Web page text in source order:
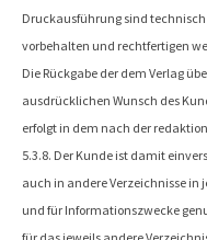
Druckausführung sind
vorbehalten und rechtfertigen
Die Rückgabe der dem Verlag
ausdrücklichen Wunsch des
erfolgt in dem nach der
5.3.8. Der Kunde ist damit
auch in andere Verzeichnisse
und für Informationszwecke